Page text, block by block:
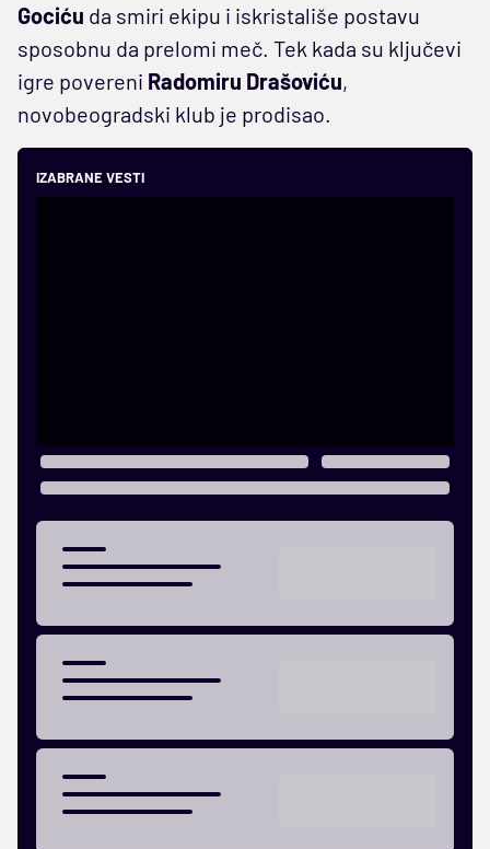
Gociću da smiri ekipu i iskristališe postavu
sposobnu da prelomi meč. Tek kada su ključevi
igre povereni Radomiru Drašoviću,
novobeogradski klub je prodisao.
IZABRANE VESTI